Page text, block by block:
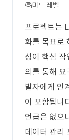
미드 레벨
프로젝트는
화를 목표로
성이 핵심
의를 통해
발자에게 인
이 포함됩니
언급은 없으
데이터 관리